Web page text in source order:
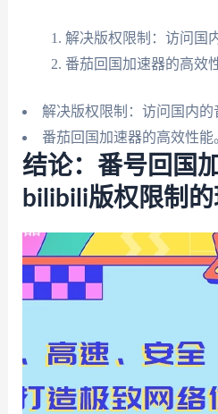
解决版权限制：访问国
番茄回国加速器的高效
解决版权限制：访问国内的
番茄回国加速器的高效性能
结论：番号回国
bilibili版权限制